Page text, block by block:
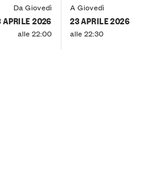
Da Giovedì
APRILE 2026
alle 22:00
A Giovedì
23 APRILE 2026
alle 22:30